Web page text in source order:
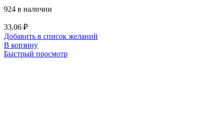
924 в наличии
33,06 ₽
Добавить в список желаний
В корзину
Быстрый просмотр